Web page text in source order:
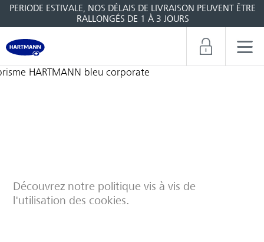
PERIODE ESTIVALE, NOS DÉLAIS DE LIVRAISON PEUVENT ÊTRE
RALLONGÉS DE 1 À 3 JOURS
Découvrez notre politique vis à vis de
l'utilisation des cookies.